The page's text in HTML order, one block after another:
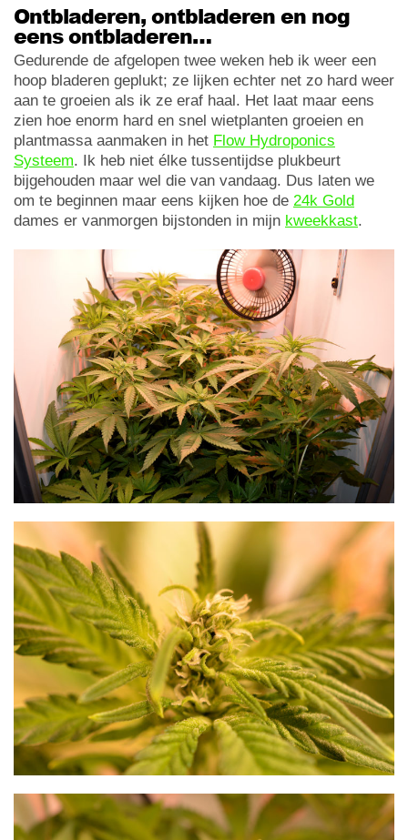
Ontbladeren, ontbladeren en nog
eens ontbladeren…
Gedurende de afgelopen twee weken heb ik weer een
hoop bladeren geplukt; ze lijken echter net zo hard weer
aan te groeien als ik ze eraf haal. Het laat maar eens
zien hoe enorm hard en snel wietplanten groeien en
plantmassa aanmaken in het Flow Hydroponics
Systeem. Ik heb niet élke tussentijdse plukbeurt
bijgehouden maar wel die van vandaag. Dus laten we
om te beginnen maar eens kijken hoe de 24k Gold
dames er vanmorgen bijstonden in mijn kweekkast.